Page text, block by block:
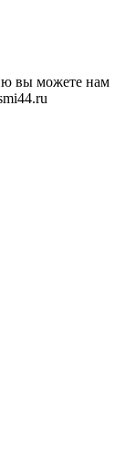
вы можете нам